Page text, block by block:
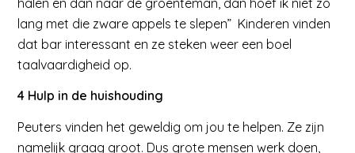
lang met die zware appels te slepen” Kinderen vinden
dat bar interessant en ze steken weer een boel
taalvaardigheid op.
4 Hulp in de huishouding
Peuters vinden het geweldig om jou te helpen. Ze zijn
namelijk graag groot. Dus grote mensen werk doen,